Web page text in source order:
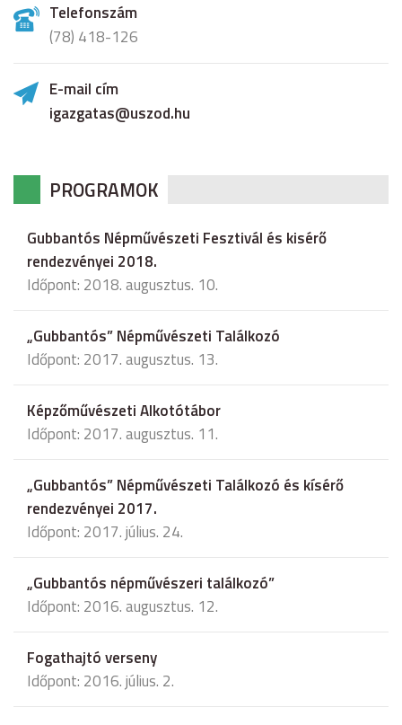
Telefonszám
(78) 418-126
E-mail cím
igazgatas@uszod.hu
PROGRAMOK
Gubbantós Népművészeti Fesztivál és kisérő
rendezvényei 2018.
Időpont: 2018. augusztus. 10.
„Gubbantós” Népművészeti Találkozó
Időpont: 2017. augusztus. 13.
Képzőművészeti Alkotótábor
Időpont: 2017. augusztus. 11.
„Gubbantós” Népművészeti Találkozó és kísérő
rendezvényei 2017.
Időpont: 2017. július. 24.
„Gubbantós népművészeri találkozó”
Időpont: 2016. augusztus. 12.
Fogathajtó verseny
Időpont: 2016. július. 2.